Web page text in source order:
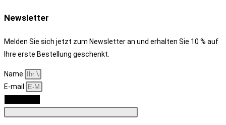
Newsletter
Melden Sie sich jetzt zum Newsletter an und erhalten Sie 10 % auf
Ihre erste Bestellung geschenkt.
Name
E-mail